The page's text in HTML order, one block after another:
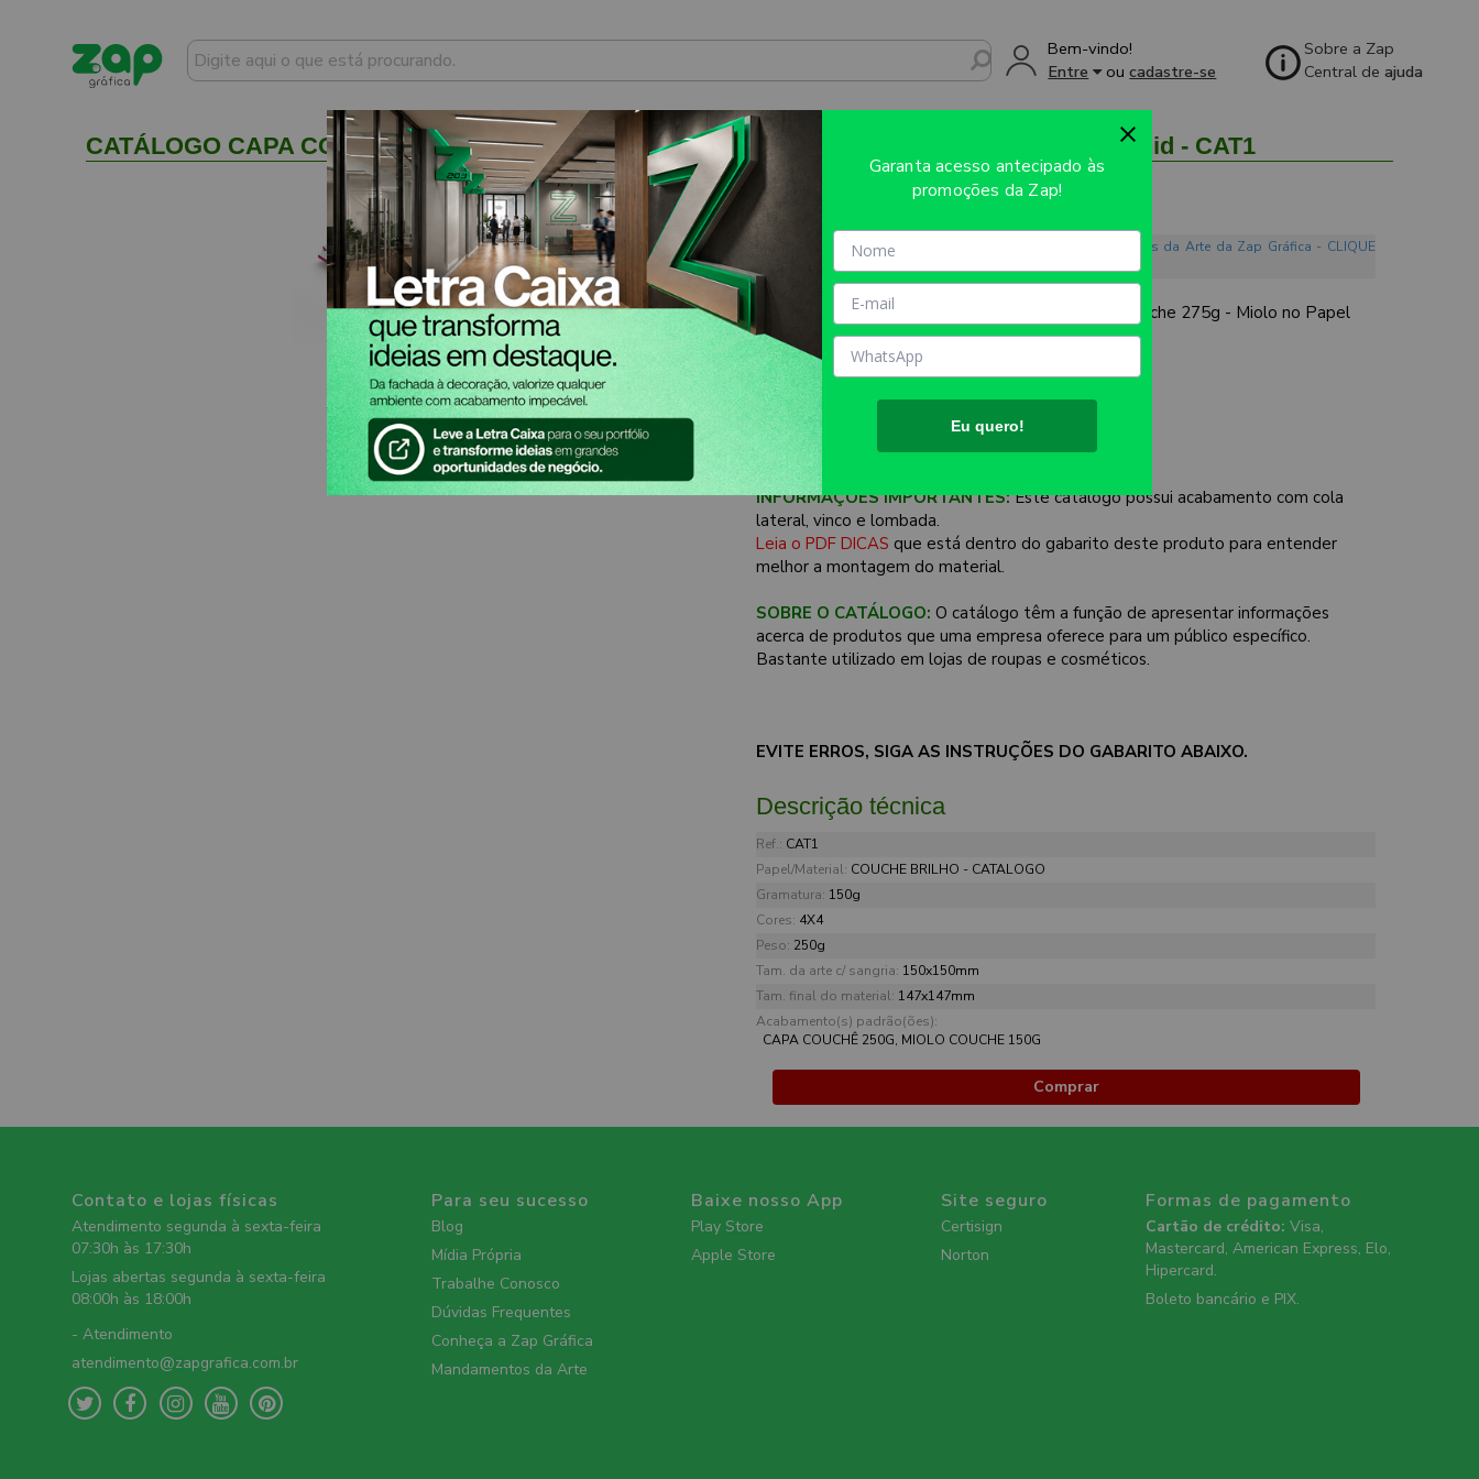
Bem-vindo!
Entre
oucadastre-se
Sobre a Zap
Central deajuda
CATÁLOGO CAPA COUCHÊ 250G E MIOLO COUCHÊ 150G 24 PÁGINAS 15X15 CM - 4X4 - 1unid - CAT1
Sobre o produto
Evite refugos e erros de impressão. Conheça os Mandamentos da Arte da Zap Gráfica - CLIQUE
MATÉRIA PRIMA:Capa e Contra capa no Papel Couche 275g - Miolo no Papel
Couche 150g.
TAMANHO FINAL DO PRODUTO:15x15cm.
aproximadamente.
TIPO DE IMPRESSÃO:DIGITAL.
INFORMAÇÕES IMPORTANTES:Este catálogo possui acabamento com cola
lateral, vinco e lombada.
Leia o PDF DICAS que está dentro do gabarito deste produto para entender
melhor a montagem do material.
SOBRE O CATÁLOGO: O catálogo têm a função de apresentar informações
acerca de produtos que uma empresa oferece para um público específico.
Bastante utilizado em lojas de roupas e cosméticos.
EVITE ERROS, SIGA AS INSTRUÇÕES DO GABARITO ABAIXO.
Descrição técnica
Ref.: CAT1
Papel/Material: COUCHE BRILHO - CATALOGO
Gramatura: 150g
Cores: 4X4
Peso: 250g
Tam. da arte c/ sangria: 150x150mm
Tam. final do material: 147x147mm
Acabamento(s) padrão(ões):
CAPA COUCHÊ 250G, MIOLO COUCHE 150G
Comprar
Contato e lojas físicas
Atendimento segunda à sexta-feira
07:30h às 17:30h
Lojas abertas segunda à sexta-feira
08:00h às 18:00h
- Atendimento
atendimento@zapgrafica.com.br
Para seu sucesso
Blog
Mídia Própria
Trabalhe Conosco
Dúvidas Frequentes
Conheça a Zap Gráfica
Mandamentos da Arte
Baixe nosso App
Play Store
Apple Store
Site seguro
Certisign
Norton
Formas de pagamento
Cartão de crédito: Visa,
Mastercard, American Express, Elo,
Hipercard.
Boleto bancário e PIX.
Garanta acesso antecipado às
promoções da Zap!
Eu quero!